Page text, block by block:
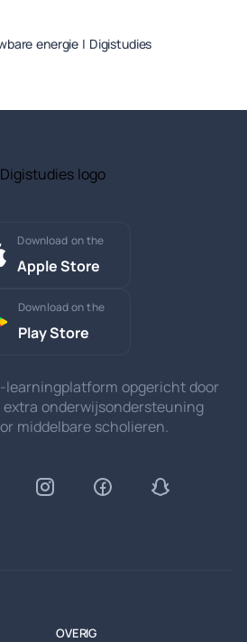
energie | Digistudies
Download on the
Apple Store
Download on the
Play Store
learningplatform opgericht door
extra onderwijsondersteuning
middelbare scholieren.
OVERIG